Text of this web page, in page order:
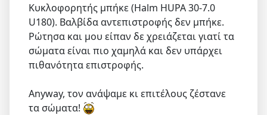
Κυκλοφορητής μπήκε (Halm HUPA 30-7.0
U180). Βαλβίδα αντεπιστροφής δεν μπήκε.
Ρώτησα και μου είπαν δε χρειάζεται γιατί τα
σώματα είναι πιο χαμηλά και δεν υπάρχει
πιθανότητα επιστροφής.
Anyway, τον ανάψαμε κι επιτέλους ζέστανε
τα σώματα!